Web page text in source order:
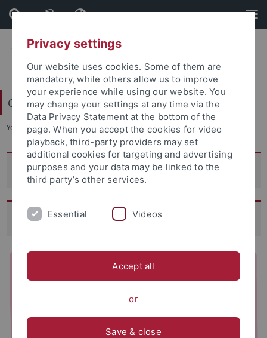
Skip
to
content
Skip
to
footer
College of Fellows
You are here: Startseite ... Focus Groups Archiv
Focus Groups Archiv
New Horizons: Sustainable Polymers
Privacy settings
Our website uses cookies. Some of them are
mandatory, while others allow us to improve
your experience while using our website. You
may change your settings at any time via the
Data Privacy Statement at the bottom of the
page. When you accept the cookies for video
playback, third-party providers may set
additional cookies for targeting and advertising
purposes and your data may be linked to the
third party’s other services.
Essential Videos
Accept all
or
Save & close